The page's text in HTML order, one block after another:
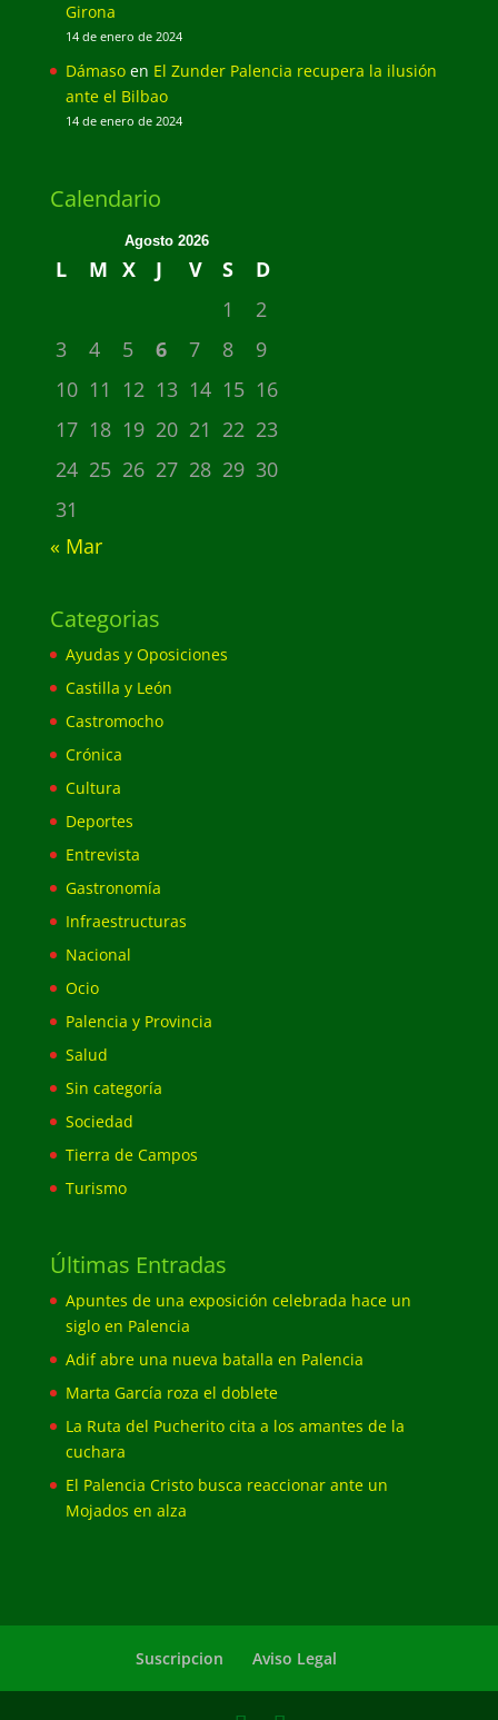
Girona
14 de enero de 2024
Dámasoen El Zunder Palencia recupera la ilusión
ante el Bilbao
14 de enero de 2024
Calendario
Agosto 2026
L M X J V S
D
1
2
3
4 5 6 7 8
9
10 11 12 13 14 15 16
17 18 19 20 21 22 23
24 25 26 27 28 29 30
31
« Mar
Categorias
Ayudas y Oposiciones
Castilla y León
Castromocho
Crónica
Cultura
Deportes
Entrevista
Gastronomía
Infraestructuras
Nacional
Ocio
Palencia y Provincia
Salud
Sin categoría
Sociedad
Tierra de Campos
Turismo
Últimas Entradas
Apuntes de una exposición celebrada hace un
siglo en Palencia
Adif abre una nueva batalla en Palencia
Marta García roza el doblete
La Ruta del Pucherito cita a los amantes de la
cuchara
El Palencia Cristo busca reaccionar ante un
Mojados en alza
Suscripcion Aviso Legal